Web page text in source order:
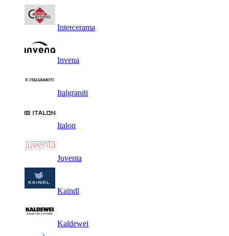
Intercerama
Invena
Italgraniti
Italon
Juventa
Kaindl
Kaldewei